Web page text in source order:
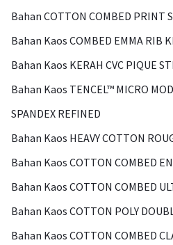
Bahan COTTON COMBED PRINT
Bahan Kaos COMBED EMMA RIB
Bahan Kaos KERAH CVC PIQUE
Bahan Kaos TENCEL™ MICRO
SPANDEX REFINED
Bahan Kaos HEAVY COTTON
Bahan Kaos COTTON COMBED
Bahan Kaos COTTON COMBED
Bahan Kaos COTTON POLY
Bahan Kaos COTTON COMBED